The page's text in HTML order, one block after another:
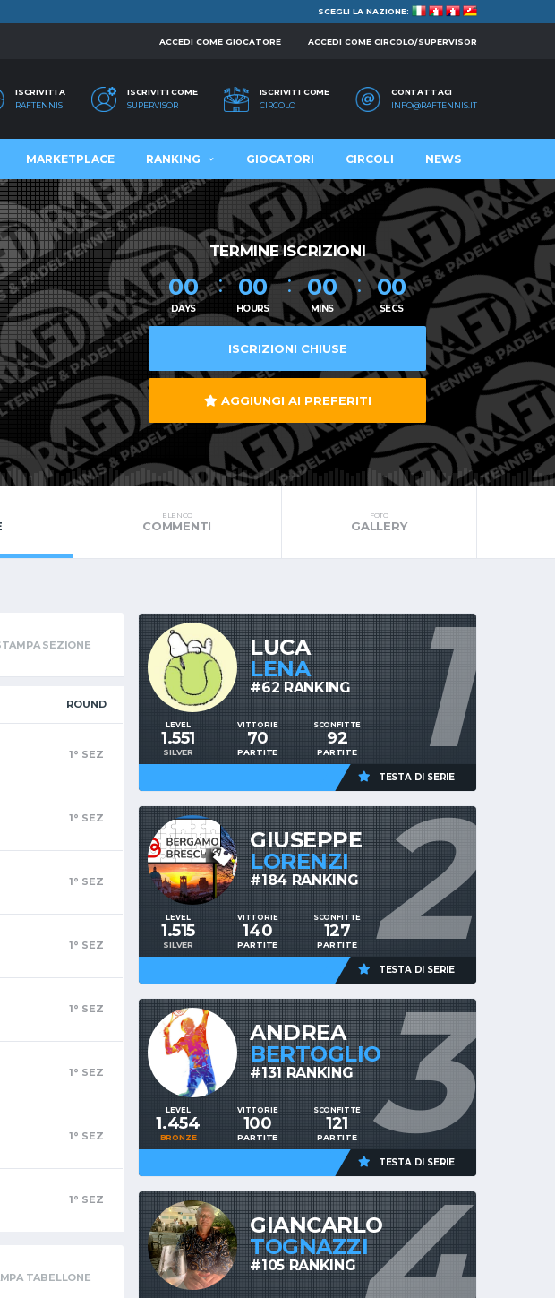
SCEGLI LA NAZIONE:
ACCEDI COME GIOCATORE ACCEDI COME CIRCOLO/SUPERVISOR
ISCRIVITI A
RAFTENNIS
ISCRIVITI COME
SUPERVISOR
ISCRIVITI COME
CIRCOLO
CONTATTACI
INFO@RAFTENNIS.IT
MARKETPLACE RANKING GIOCATORI CIRCOLI NEWS
TERMINE ISCRIZIONI
00
DAYS
00
HOURS
00
MINS
00
SECS
ISCRIZIONI CHIUSE
AGGIUNGI AI PREFERITI
ELENCO
COMMENTI
FOTO
GALLERY
SEZIONE
ROUND
1° SEZ
1° SEZ
1° SEZ
1° SEZ
1° SEZ
1° SEZ
1° SEZ
1° SEZ
TABELLONE
1
LUCA
LENA
#62 RANKING
LEVEL
1.551
SILVER
VITTORIE
70
PARTITE
SCONFITTE
92
PARTITE
TESTA DI SERIE
2
GIUSEPPE
LORENZI
#184 RANKING
LEVEL
1.515
SILVER
VITTORIE
140
PARTITE
SCONFITTE
127
PARTITE
TESTA DI SERIE
3
ANDREA
BERTOGLIO
#131 RANKING
LEVEL
1.454
BRONZE
VITTORIE
100
PARTITE
SCONFITTE
121
PARTITE
TESTA DI SERIE
GIANCARLO
TOGNAZZI
#105 RANKING